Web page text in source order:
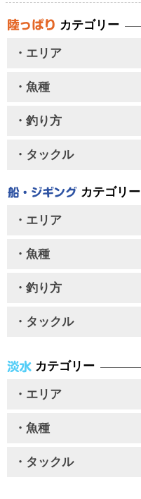
カテゴリー
・エリア
・魚種
・釣り方
・タックル
カテゴリー
・エリア
・魚種
・釣り方
・タックル
カテゴリー
・エリア
・魚種
・タックル